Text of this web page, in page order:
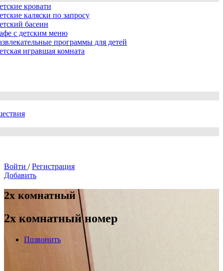
кровати
каляски по запросу
басеин
с детским меню
программы для детей
игравшая комната
Войти / Регистрация
Добавить
2х комнатный
2х комнатный номер
Позвонить